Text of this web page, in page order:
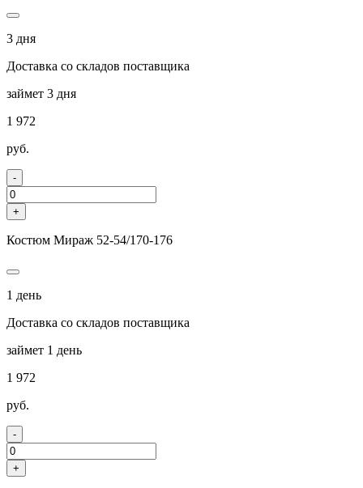
3 дня
Доставка со складов поставщика
займет 3 дня
1 972
руб.
-
+
Костюм Мираж 52-54/170-176
1 день
Доставка со складов поставщика
займет 1 день
1 972
руб.
-
+